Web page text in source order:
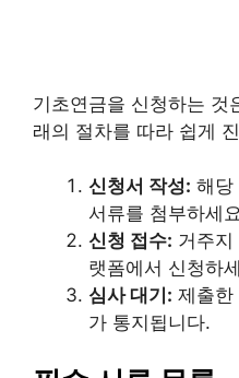
기초연금을 신청하는 것
래의 절차를 따라 쉽게
신청서 작성: 해당
서류를 첨부하세
신청 접수: 거주
랫폼에서 신청하
심사 대기: 제출한
가 통지됩니다.